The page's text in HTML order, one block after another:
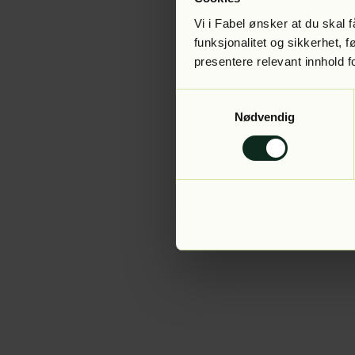
Vi i Fabel ønsker at du skal
funksjonalitet og sikkerhet,
presentere relevant innhold
Nødvendig
Application